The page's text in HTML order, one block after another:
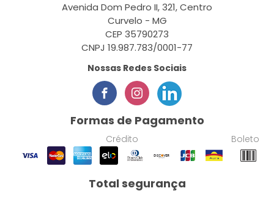
Avenida Dom Pedro II, 321, Centro
Curvelo - MG
CEP 35790273
CNPJ 19.987.783/0001-77
Nossas Redes Sociais
Formas de Pagamento
Crédito Boleto
Total segurança